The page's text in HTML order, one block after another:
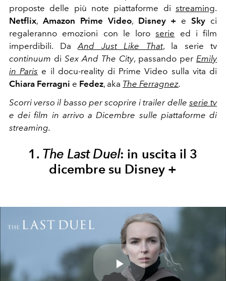
proposte delle più note piattaforme di streaming.
Netflix, Amazon Prime Video, Disney + eSky ci
regaleranno emozioni con le loroserie ed i film
imperdibili. Da And Just Like That, la serie tv
continuum di Sex And The City, passando per Emily
in Paris e il docu-reality di Prime Video sulla vita di
Chiara Ferragni e Fedez, aka The Ferragnez.
Scorri verso il basso per scoprire i trailer delle serie tv
e dei film in arrivo a Dicembre sulle piattaforme di
streaming.
1. The Last Duel: in uscita il 3
dicembre su Disney +